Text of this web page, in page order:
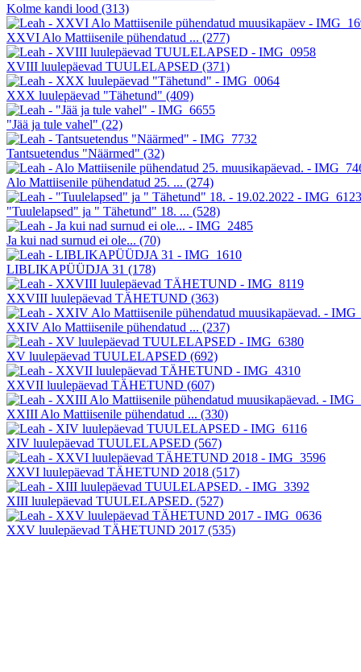
Kolme kandi lood (313)
XXVI Alo Mattiisenile pühendatud ... (277)
XVIII luulepäevad TUULELAPSED (371)
XXX luulepäevad "Tähetund" (409)
"Jää ja tule vahel" (22)
Tantsuetendus "Näärmed" (32)
Alo Mattiisenile pühendatud 25. ... (274)
"Tuulelapsed" ja " Tähetund" 18. ... (528)
Ja kui nad surnud ei ole... (70)
LIBLIKAPÜÜDJA 31 (178)
XXVIII luulepäevad TÄHETUND (363)
XXIV Alo Mattiisenile pühendatud ... (237)
XV luulepäevad TUULELAPSED (692)
XXVII luulepäevad TÄHETUND (607)
XXIII Alo Mattiisenile pühendatud ... (330)
XIV luulepäevad TUULELAPSED (567)
XXVI luulepäevad TÄHETUND 2018 (517)
XIII luulepäevad TUULELAPSED. (527)
XXV luulepäevad TÄHETUND 2017 (535)